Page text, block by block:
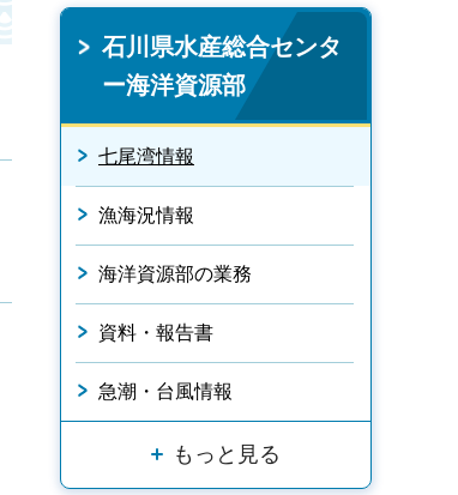
石川県水産総合センタ
ー海洋資源部
七尾湾情報
漁海況情報
海洋資源部の業務
資料・報告書
急潮・台風情報
もっと見る